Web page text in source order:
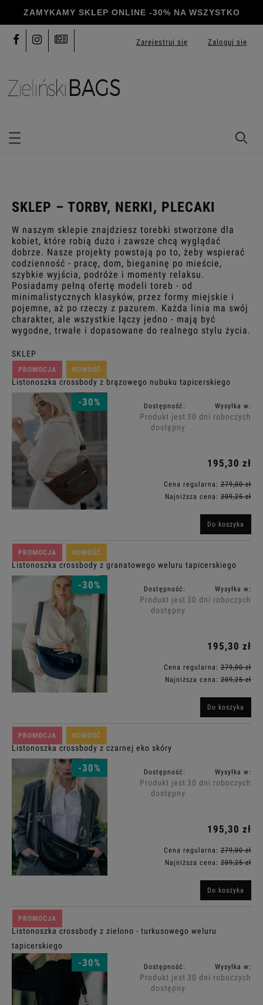
Zarejestruj się Zaloguj się
SKLEP – TORBY, NERKI, PLECAKI
W naszym sklepie znajdziesz torebki stworzone dla
kobiet, które robią dużo i zawsze chcą wyglądać
dobrze. Nasze projekty powstają po to, żeby wspierać
codzienność - pracę, dom, bieganinę po mieście,
szybkie wyjścia, podróże i momenty relaksu.
Posiadamy pełną ofertę modeli toreb - od
minimalistycznych klasyków, przez formy miejskie i
pojemne, aż po rzeczy z pazurem. Każda linia ma swój
charakter, ale wszystkie łączy jedno - mają być
wygodne, trwałe i dopasowane do realnego stylu życia.
SKLEP
Listonoszka crossbody z brązowego nubuku tapicerskiego
-30% Dostępność:
Produkt jest
dostępny
Wysyłka w:
30 dni roboczych
195,30 zł
Cena regularna: 279,00 zł
Najniższa cena: 209,25 zł
Do koszyka
PROMOCJA NOWOŚĆ
Listonoszka crossbody z granatowego weluru tapicerskiego
-30% Dostępność:
Produkt jest
dostępny
Wysyłka w:
30 dni roboczych
195,30 zł
Cena regularna: 279,00 zł
Najniższa cena: 209,25 zł
Do koszyka
PROMOCJA NOWOŚĆ
Listonoszka crossbody z czarnej eko skóry
-30% Dostępność:
Produkt jest
dostępny
Wysyłka w:
30 dni roboczych
195,30 zł
Cena regularna: 279,00 zł
Najniższa cena: 209,25 zł
Do koszyka
PROMOCJA NOWOŚĆ
Listonoszka crossbody z zielono - turkusowego weluru
tapicerskiego
-30% Dostępność:
Produkt jest
dostępny
Wysyłka w:
30 dni roboczych
PROMOCJA